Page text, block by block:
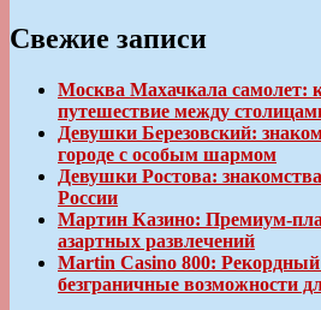
Свежие записи
Москва Махачкала самолет:
путешествие между
Девушки Березовский:
городе с особым шармом
Девушки Ростова:
России
Мартин Казино: Премиум-
азартных развлечений
Martin Casino 800: Рекордный
безграничные возможности